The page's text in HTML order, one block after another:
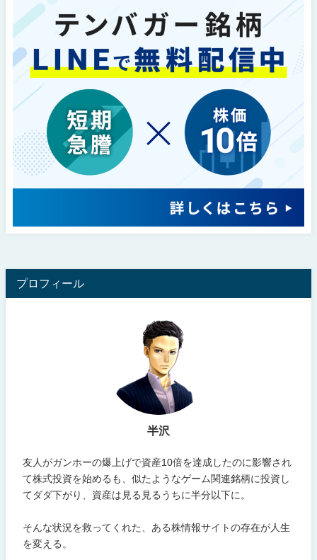
プロフィール
半沢
友人がガンホーの爆上げで資産10倍を達成したのに影響され
て株式投資を始めるも、似たようなゲーム関連銘柄に投資し
てダダ下がり、資産は見る見るうちに半分以下に。
そんな状況を救ってくれた、ある株情報サイトの存在が人生
を変える。